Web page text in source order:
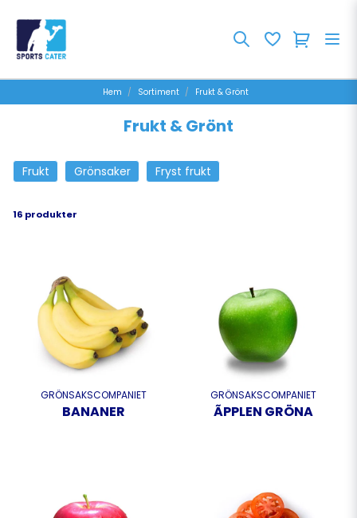
Hem Sortiment Frukt & Grönt
Frukt & Grönt
Frukt Grönsaker Fryst frukt
16 produkter
GRÖNSAKSCOMPANIET
BANANER
GRÖNSAKSCOMPANIET
ÃPPLEN GRÖNA